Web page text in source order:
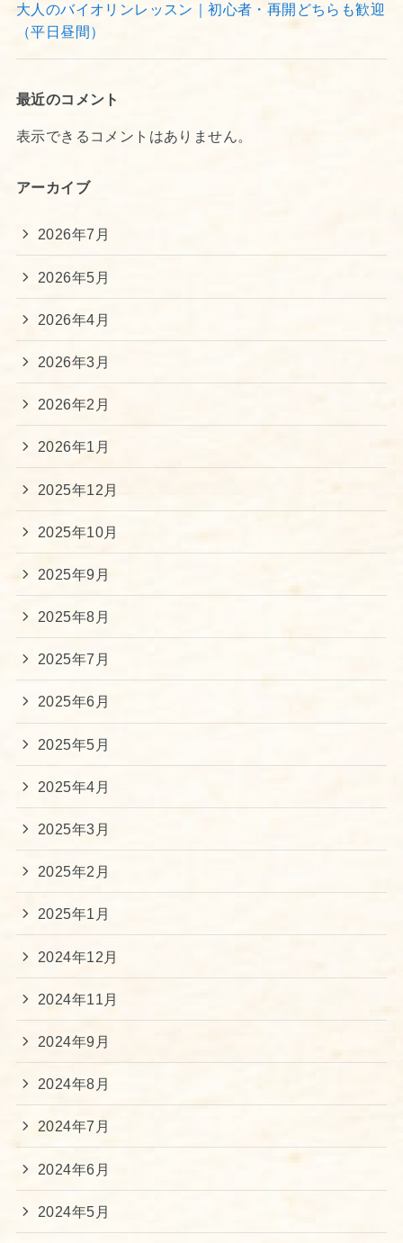
大人のバイオリンレッスン｜初心者・再開どちらも歓迎
（平日昼間）
最近のコメント
表示できるコメントはありません。
アーカイブ
2026年7月
2026年5月
2026年4月
2026年3月
2026年2月
2026年1月
2025年12月
2025年10月
2025年9月
2025年8月
2025年7月
2025年6月
2025年5月
2025年4月
2025年3月
2025年2月
2025年1月
2024年12月
2024年11月
2024年9月
2024年8月
2024年7月
2024年6月
2024年5月